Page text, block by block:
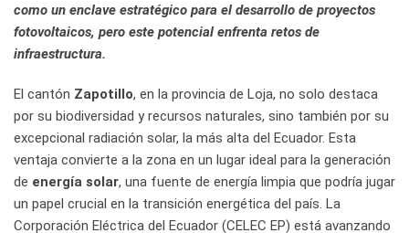
como un enclave estratégico para el desarrollo de proyectos
fotovoltaicos, pero este potencial enfrenta retos de
infraestructura.
El cantón Zapotillo, en la provincia de Loja, no solo destaca
por su biodiversidad y recursos naturales, sino también por su
excepcional radiación solar, la más alta del Ecuador. Esta
ventaja convierte a la zona en un lugar ideal para la generación
de energía solar, una fuente de energía limpia que podría jugar
un papel crucial en la transición energética del país. La
Corporación Eléctrica del Ecuador (CELEC EP) está avanzando